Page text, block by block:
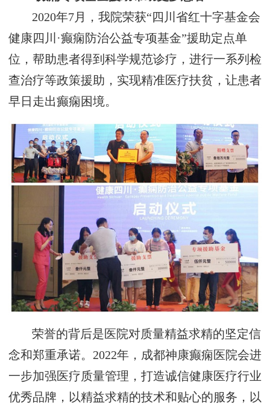
2020年7月，我院荣获“四川省红十字基金会
健康四川·癫痫防治公益专项基金”援助定点单
位，帮助患者得到科学规范诊疗，进行一系列检
查治疗等政策援助，实现精准医疗扶贫，让患者
早日走出癫痫困境。
荣誉的背后是医院对质量精益求精的坚定信
念和郑重承诺。2022年，成都神康癫痫医院会进
一步加强医疗质量管理，打造诚信健康医疗行业
优秀品牌，以精益求精的技术和贴心的服务，以